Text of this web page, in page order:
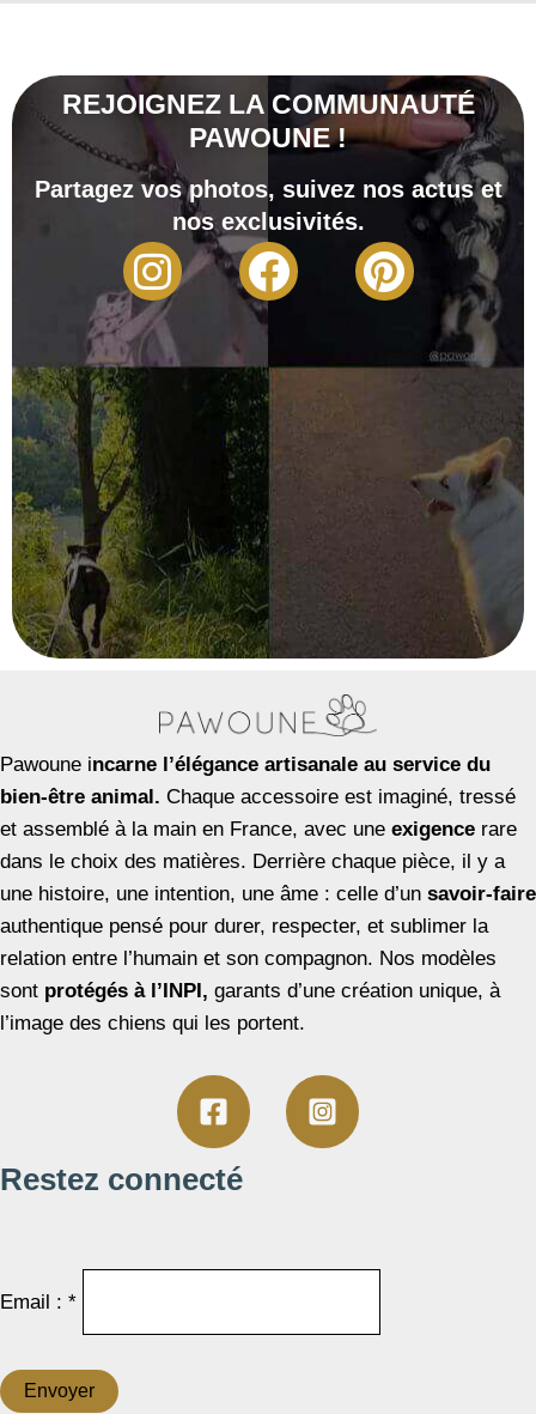
REJOIGNEZ LA COMMUNAUTÉ
PAWOUNE !
Partagez vos photos, suivez nos actus et
nos exclusivités.
Pawoune incarne l’élégance artisanale au service du
bien-être animal. Chaque accessoire est imaginé, tressé
et assemblé à la main en France, avec une exigence rare
dans le choix des matières. Derrière chaque pièce, il y a
une histoire, une intention, une âme : celle d’un savoir-faire
authentique pensé pour durer, respecter, et sublimer la
relation entre l’humain et son compagnon. Nos modèles
sont protégés à l’INPI, garants d’une création unique, à
l’image des chiens qui les portent.
Restez connecté
Email : *